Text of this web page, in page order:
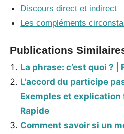
Discours direct et indirect
Les compléments
Publications
La phrase: c’est quoi ?
L’accord du participe
Exemples et
Rapide
Comment savoir si un